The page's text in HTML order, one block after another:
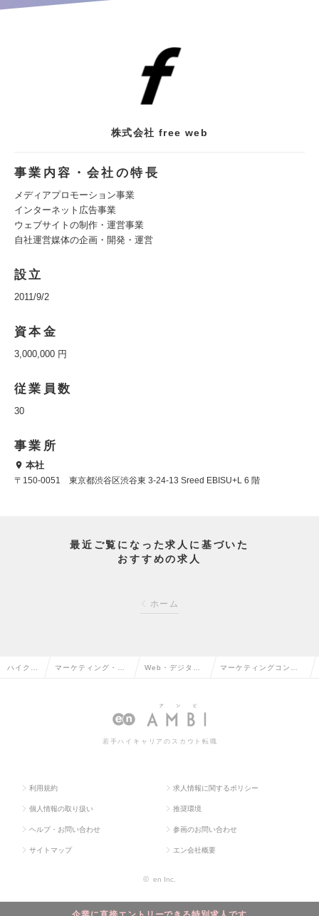
株式会社 free web
事業内容・会社の特長
メディアプロモーション事業
インターネット広告事業
ウェブサイトの制作・運営事業
自社運営媒体の企画・開発・運営
設立
2011/9/2
資本金
3,000,000 円
従業員数
30
事業所
本社
〒150-0051 東京都渋谷区渋谷東 3-24-13 Sreed EBISU+L 6 階
最近ご覧になった求人に基づいた
おすすめの求人
ホーム
ハイクラ マーケティング・販 Web・デジタル
の転職
マーケティングコンサ
若手ハイキャリアのスカウト転職
利用規約 求人情報に関するポリシー
個人情報の取り扱い 推奨環境
ヘルプ・お問い合わせ 参画のお問い合わせ
サイトマップ エン会社概要
© en Inc.